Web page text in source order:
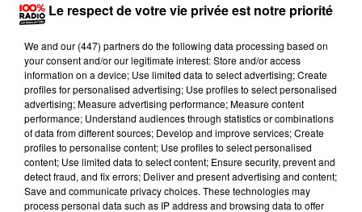
Lecture (2 min 19 sec)
Le respect de votre vie privée est notre priorité
We and our (447) partnersdo the following data processing based on
your consent and/or our legitimate interest: Store and/or access
information on a device; Use limited data to select advertising; Create
profiles for personalised advertising; Use profiles to select personalised
advertising; Measure advertising performance; Measure content
performance; Understand audiences through statistics or combinations
of data from different sources; Develop and improve services; Create
profiles to personalise content; Use profiles to select personalised
content; Use limited data to select content; Ensure security, prevent and
detect fraud, and fix errors; Deliver and present advertising and content;
Save and communicate privacy choices. These technologies may
process personal data such as IP address and browsing data to offer